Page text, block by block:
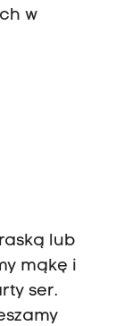
w
lub
mąkę i
ser.